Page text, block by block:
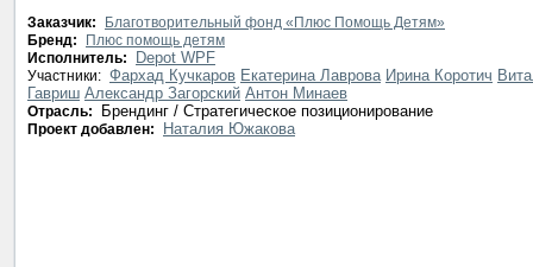
Заказчик:
Благотворительный фонд «Плюс Помощь Детям»
Бренд:
Плюс помощь детям
Исполнитель:
Depot WPF
Участники: Фархад Кучкаров Екатерина Лаврова Ирина Коротич
Гавриш Александр Загорский Антон Минаев
Отрасль: Брендинг / Стратегическое позиционирование
Проект добавлен: Наталия Южакова